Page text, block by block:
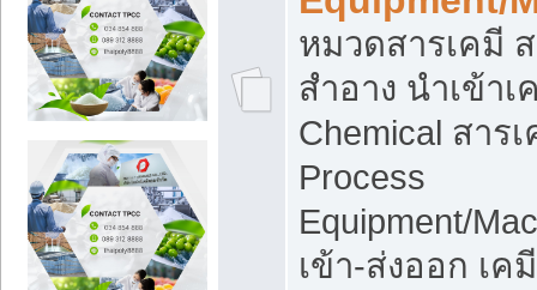
หมวดสารเคมี
สำอาง นำเข้
Chemical สาร
Process
Equipment/
เข้า-ส่งออก เ